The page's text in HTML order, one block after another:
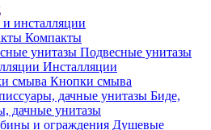
инсталляции
Компакты
Подвесные унитазы
Инсталляции
Кнопки смыва
Биде,
дачные унитазы
Душевые